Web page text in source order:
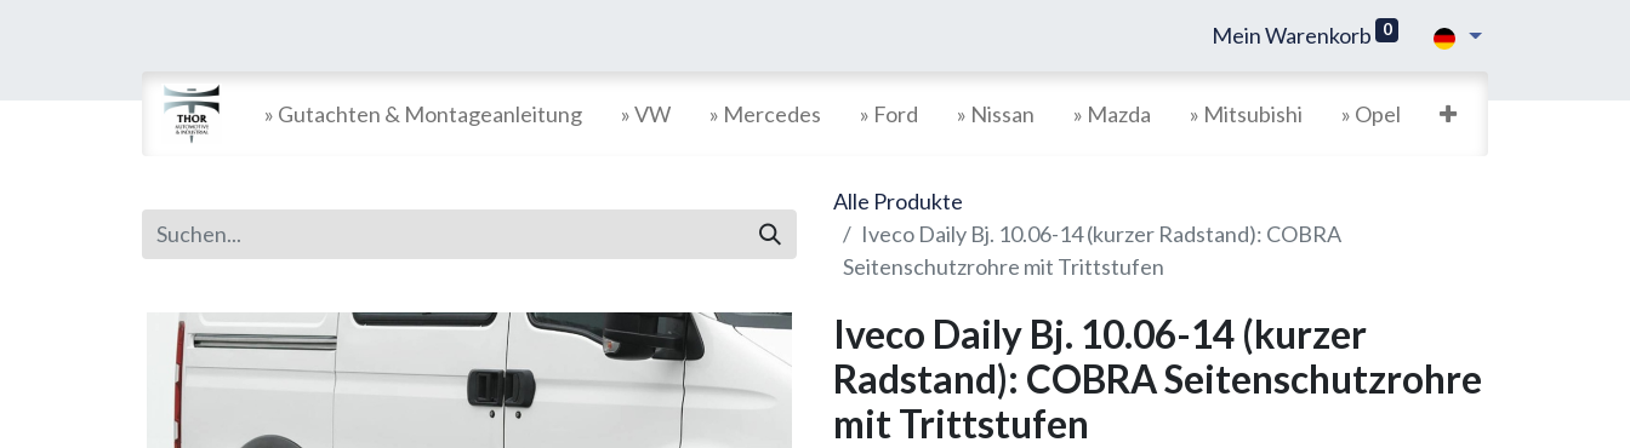
Mein Warenkorb 0
» Gutachten & Montageanleitung » VW » Mercedes » Ford » Nissan » Mazda » Mitsubishi » Opel
Alle Produkte
Iveco Daily Bj. 10.06-14 (kurzer Radstand): COBRA
Seitenschutzrohre mit Trittstufen
Iveco Daily Bj. 10.06-14 (kurzer
Radstand): COBRA Seitenschutzrohre
mit Trittstufen